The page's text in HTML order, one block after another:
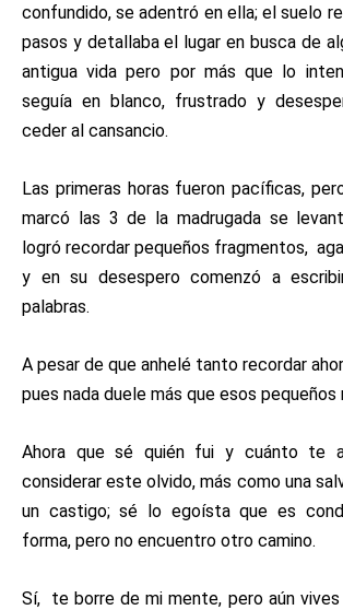
confundido, se adentró en ella; el suelo
pasos y detallaba el lugar en busca de
antigua vida pero por más que lo
seguía en blanco, frustrado y
ceder al cansancio.
Las primeras horas fueron pacíficas,
marcó las 3 de la madrugada se
logró recordar pequeños fragmentos,
y en su desespero comenzó a
palabras.
A pesar de que anhelé tanto recordar
pues nada duele más que esos pequeños
Ahora que sé quién fui y cuánto te
considerar este olvido, más como una
un castigo; sé lo egoísta que es
forma, pero no encuentro otro camino.
Sí, te borre de mi mente, pero aún